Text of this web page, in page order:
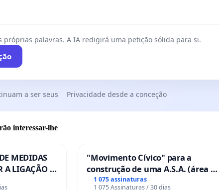
próprias palavras. A IA redigirá uma petição sólida para si.
a ser seus Privacidade desde a conceção
interessar-lhe
MEDIDAS
A LIGAÇÃO -
"Movimento Cívico" para a
construção de uma A.S.A. (área de
serviços para autocaravanas) em
1 075 assinaturas
1 075 Assinaturas / 30 dias